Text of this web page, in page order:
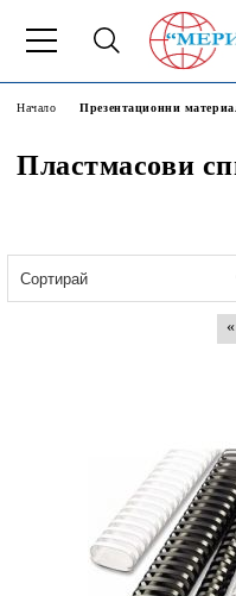
Начало Презентационни
Пластмасови
«